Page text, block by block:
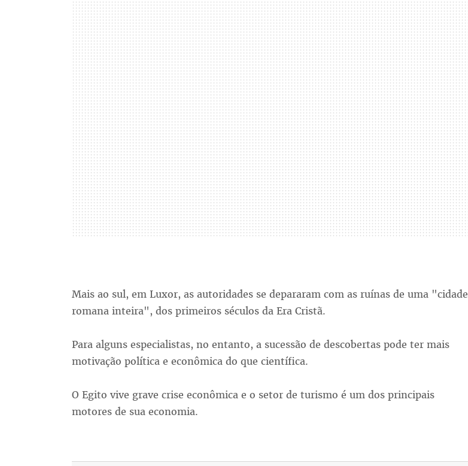
Mais ao sul, em Luxor, as autoridades se depararam com as ruínas de uma "cidade
romana inteira", dos primeiros séculos da Era Cristã.
Para alguns especialistas, no entanto, a sucessão de descobertas pode ter mais
motivação política e econômica do que científica.
O Egito vive grave crise econômica e o setor de turismo é um dos principais
motores de sua economia.